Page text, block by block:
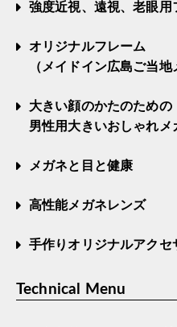
強度近視、遠視、老眼用
オリジナルフレーム
（メイドイン広島ご当地
大きい顔のかたのための
男性用大きいおしゃれメ
メガネと目と健康
高性能メガネレンズ
手作りオリジナルアクセ
Technical Menu